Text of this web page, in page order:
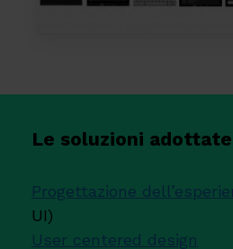
Le soluzioni adottate
Progettazione
UI)
User centered design